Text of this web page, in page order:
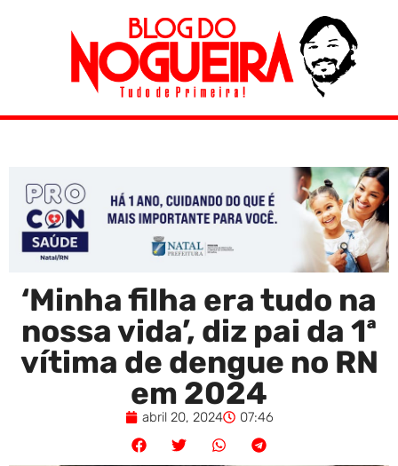
‘Minha filha era tudo na
nossa vida’, diz pai da 1ª
vítima de dengue no RN
em 2024
abril 20, 2024 07:46